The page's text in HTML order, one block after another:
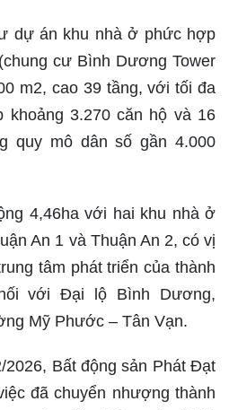
dự án khu nhà ở phức hợp
cư Bình Dương Tower
m2, cao 39 tầng, với tối đa
khoảng 3.270 căn hộ và 16
quy mô dân số gần 4.000
4,46ha với hai khu nhà ở
An 1 và Thuận An 2, có vị
tâm phát triển của thành
với Đại lộ Bình Dương,
Mỹ Phước – Tân Vạn.
Bất động sản Phát Đạt
đã chuyển nhượng thành